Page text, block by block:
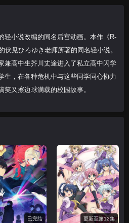
轻小说改编的同名后宫动画。本作《R-
伏见ひろゆき老师所著的同名轻小说。
兼高中生芥川丈途进入了私立高中闪学
生，在各种危机中与这些同学同心协力
又擦边球满载的校园故事。
已完结 更新至第12集